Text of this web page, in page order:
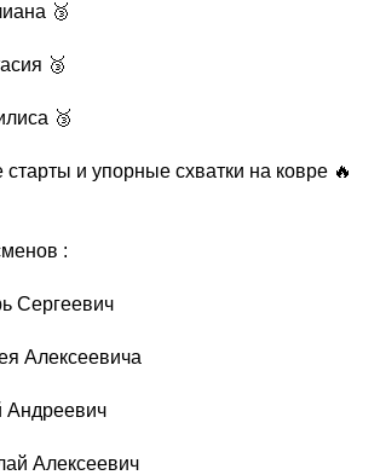
🥉
🥉
🥉
и упорные схватки на ковре 🔥
:
Сергеевич
Алексеевича
Андреевич
Алексеевич